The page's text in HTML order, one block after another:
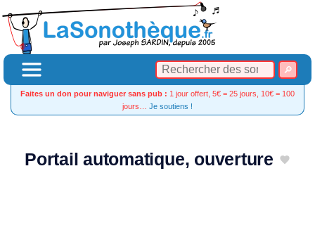
Faites un don pour naviguer sans pub : 1 jour offert, 5€ = 25 jours, 10€ = 100
jours… Je soutiens !
Portail automatique, ouverture